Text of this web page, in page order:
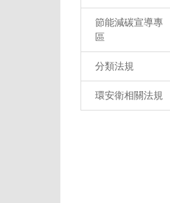
節能減碳宣導專
區
分類法規
環安衛相關法規